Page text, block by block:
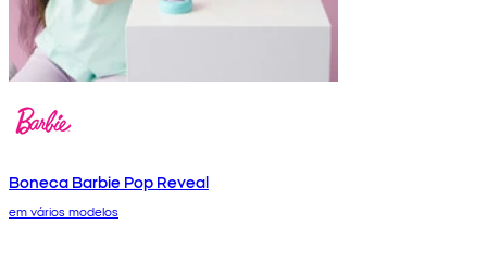
Boneca Barbie Pop Reveal
em vários modelos